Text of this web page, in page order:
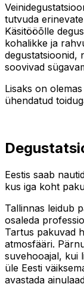
tutvuda
Käsitööõlle
kohalikke ja
degustatsioonid,
soovivad
Lisaks on
ühendatud
Eestis saab
kus iga koht
Tallinnas leidub
osaleda
Tartus pakuvad
atmosfääri.
suvehooajal, kui
üle Eesti
avastada